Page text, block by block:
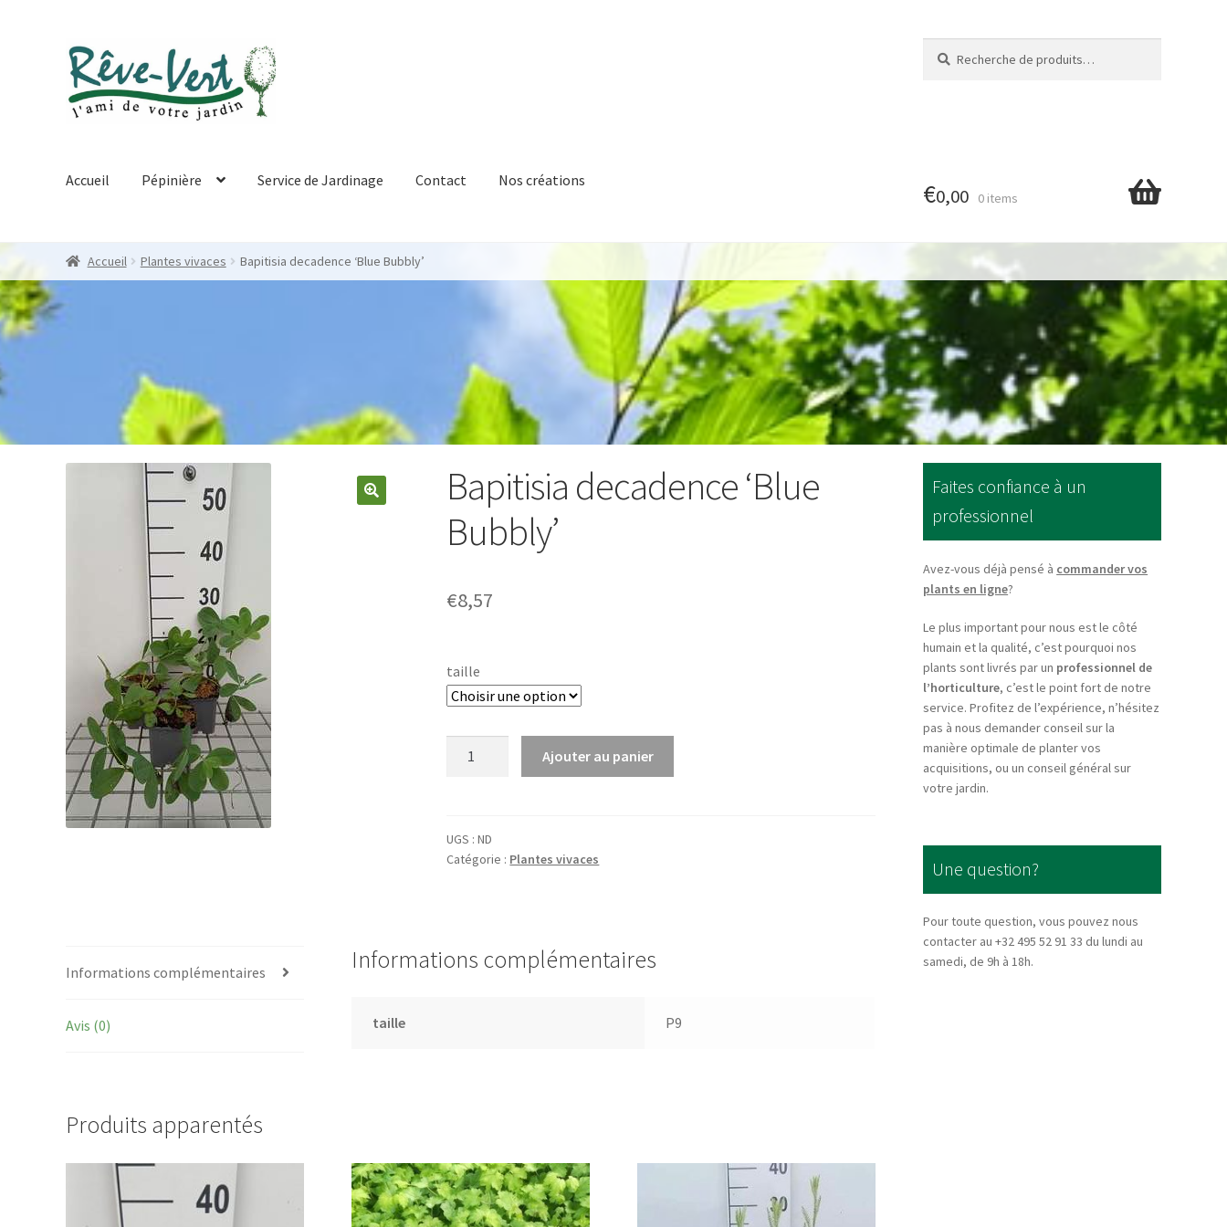
Skip
to
navigation
Skip
to
content
pour :
Accueil Pépinière Service de Jardinage Contact Nos créations €0,00 0 items
Accueil Plantes vivaces Bapitisia decadence ‘Blue Bubbly’
Bapitisia decadence ‘Blue
Bubbly’
€8,57
taille
'Blue
Bubbly'
Ajouter au panier
UGS :ND
Catégorie : Plantes vivaces
Informations complémentaires
Avis (0)
Informations complémentaires
taille P9
Produits apparentés
Faites confiance à un
professionnel
Avez-vous déjà pensé à commander vos
plants en ligne?
Le plus important pour nous est le côté
humain et la qualité, c’est pourquoi nos
plants sont livrés par un professionnel de
l’horticulture, c’est le point fort de notre
service. Profitez de l’expérience, n’hésitez
pas à nous demander conseil sur la
manière optimale de planter vos
acquisitions, ou un conseil général sur
votre jardin.
Une question?
Pour toute question, vous pouvez nous
contacter au +32 495 52 91 33 du lundi au
samedi, de 9h à 18h.